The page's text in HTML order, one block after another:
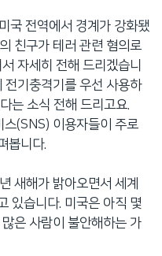
국 전역에서 경계가 강화됐
친구가 테러 관련 혐의로
자세히 전해 드리겠습니
전기충격기를 우선 사용하
는 소식 전해 드리고요.
(SNS) 이용자들이 주로
봅니다.
새해가 밝아오면서 세계
있습니다. 미국은 아직 몇
은 사람이 불안해하는 가